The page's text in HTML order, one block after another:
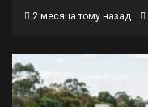
2 месяца тому назад